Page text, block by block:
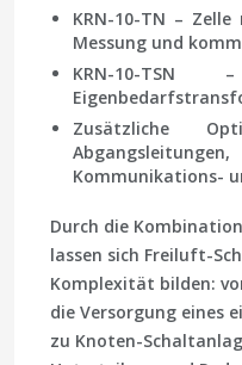
KRN-10-TN –
Messung und
KRN-10-
Zusätzliche
Kommunikations-
Durch die
lassen sich Freiluft-
Komplexität bilden:
die Versorgung eines
zu Knoten-